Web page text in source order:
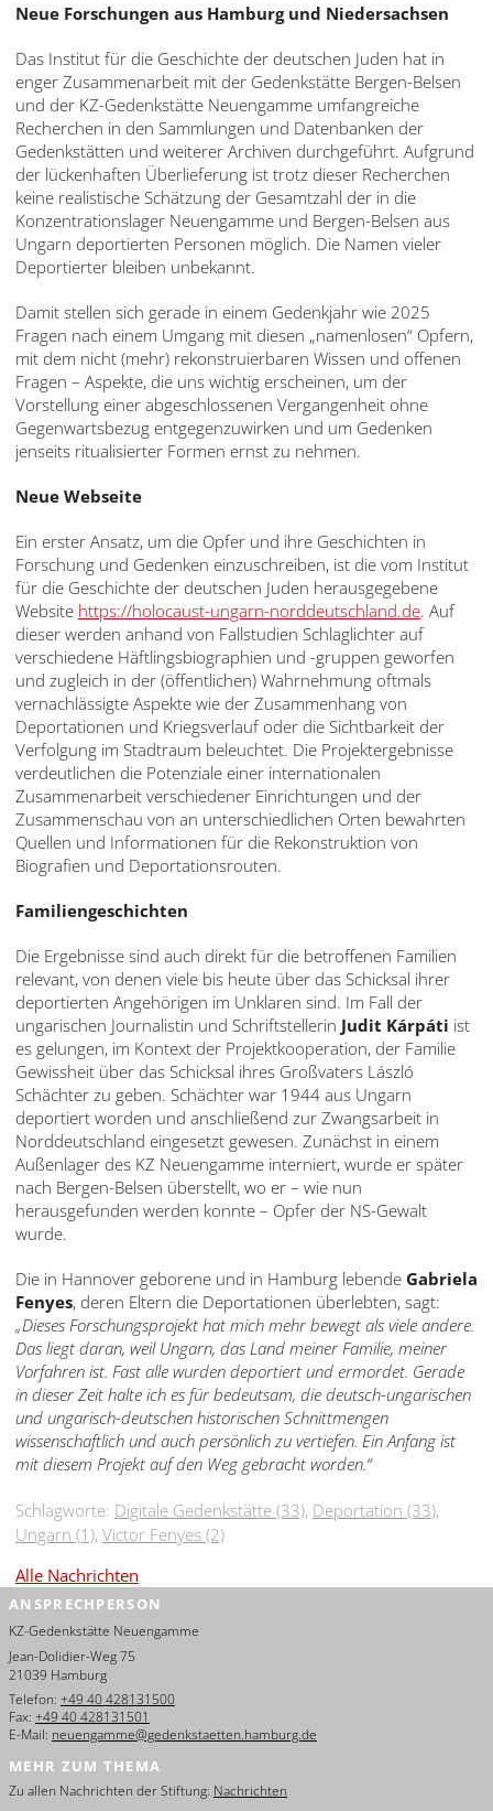
Neue Forschungen aus Hamburg und Niedersachsen
Das Institut für die Geschichte der deutschen Juden hat in
enger Zusammenarbeit mit der Gedenkstätte Bergen-Belsen
und der KZ-Gedenkstätte Neuengamme umfangreiche
Recherchen in den Sammlungen und Datenbanken der
Gedenkstätten und weiterer Archiven durchgeführt. Aufgrund
der lückenhaften Überlieferung ist trotz dieser Recherchen
keine realistische Schätzung der Gesamtzahl der in die
Konzentrationslager Neuengamme und Bergen-Belsen aus
Ungarn deportierten Personen möglich. Die Namen vieler
Deportierter bleiben unbekannt.
Damit stellen sich gerade in einem Gedenkjahr wie 2025
Fragen nach einem Umgang mit diesen „namenlosen“ Opfern,
mit dem nicht (mehr) rekonstruierbaren Wissen und offenen
Fragen – Aspekte, die uns wichtig erscheinen, um der
Vorstellung einer abgeschlossenen Vergangenheit ohne
Gegenwartsbezug entgegenzuwirken und um Gedenken
jenseits ritualisierter Formen ernst zu nehmen.
Neue Webseite
Ein erster Ansatz, um die Opfer und ihre Geschichten in
Forschung und Gedenken einzuschreiben, ist die vom Institut
für die Geschichte der deutschen Juden herausgegebene
Website https://holocaust-ungarn-norddeutschland.de. Auf
dieser werden anhand von Fallstudien Schlaglichter auf
verschiedene Häftlingsbiographien und -gruppen geworfen
und zugleich in der (öffentlichen) Wahrnehmung oftmals
vernachlässigte Aspekte wie der Zusammenhang von
Deportationen und Kriegsverlauf oder die Sichtbarkeit der
Verfolgung im Stadtraum beleuchtet. Die Projektergebnisse
verdeutlichen die Potenziale einer internationalen
Zusammenarbeit verschiedener Einrichtungen und der
Zusammenschau von an unterschiedlichen Orten bewahrten
Quellen und Informationen für die Rekonstruktion von
Biografien und Deportationsrouten.
Familiengeschichten
Die Ergebnisse sind auch direkt für die betroffenen Familien
relevant, von denen viele bis heute über das Schicksal ihrer
deportierten Angehörigen im Unklaren sind. Im Fall der
ungarischen Journalistin und Schriftstellerin Judit Kárpáti ist
es gelungen, im Kontext der Projektkooperation, der Familie
Gewissheit über das Schicksal ihres Großvaters László
Schächter zu geben. Schächter war 1944 aus Ungarn
deportiert worden und anschließend zur Zwangsarbeit in
Norddeutschland eingesetzt gewesen. Zunächst in einem
Außenlager des KZ Neuengamme interniert, wurde er später
nach Bergen-Belsen überstellt, wo er – wie nun
herausgefunden werden konnte – Opfer der NS-Gewalt
wurde.
Die in Hannover geborene und in Hamburg lebende Gabriela
Fenyes, deren Eltern die Deportationen überlebten, sagt:
„Dieses Forschungsprojekt hat mich mehr bewegt als viele andere.
Das liegt daran, weil Ungarn, das Land meiner Familie, meiner
Vorfahren ist. Fast alle wurden deportiert und ermordet. Gerade
in dieser Zeit halte ich es für bedeutsam, die deutsch-ungarischen
und ungarisch-deutschen historischen Schnittmengen
wissenschaftlich und auch persönlich zu vertiefen. Ein Anfang ist
mit diesem Projekt auf den Weg gebracht worden.“
Schlagworte: Digitale Gedenkstätte (33), Deportation (33),
Ungarn (1), Victor Fenyes (2)
Alle Nachrichten
ANSPRECHPERSON
KZ-Gedenkstätte Neuengamme
Jean-Dolidier-Weg 75
21039 Hamburg
Telefon: +49 40 428131500
Fax: +49 40 428131501
E-Mail: neuengamme@gedenkstaetten.hamburg.de
MEHR ZUM THEMA
Zu allen Nachrichten der Stiftung: Nachrichten